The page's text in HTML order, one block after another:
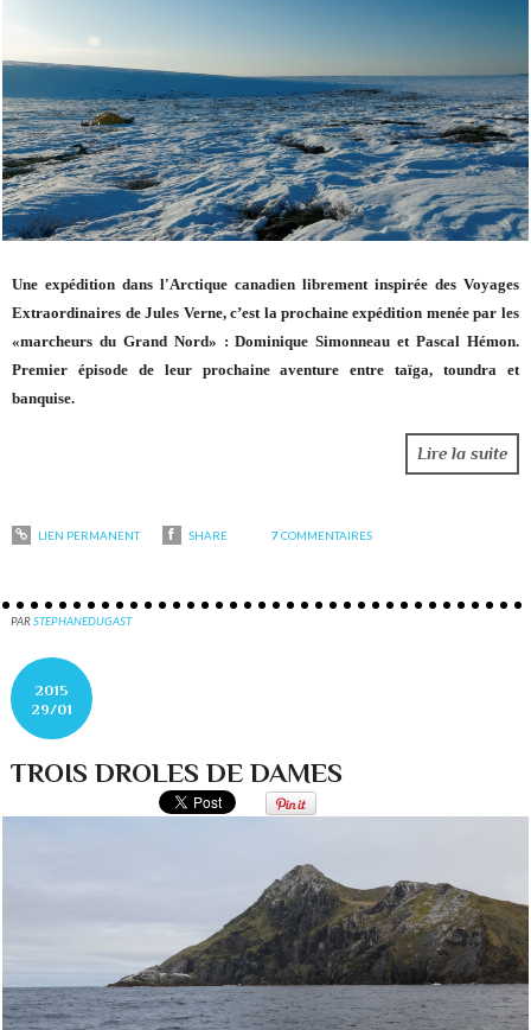
Une expédition dans l'Arctique canadien librement inspirée des Voyages
Extraordinaires de Jules Verne, c’est la prochaine expédition menée par les
«marcheurs du Grand Nord» : Dominique Simonneau et Pascal Hémon.
Premier épisode de leur prochaine aventure entre taïga, toundra et
banquise.
Lire la suite
LIEN PERMANENT SHARE 7 COMMENTAIRES
PARSTEPHANEDUGAST
2015
29/01
TROIS DROLES DE DAMES